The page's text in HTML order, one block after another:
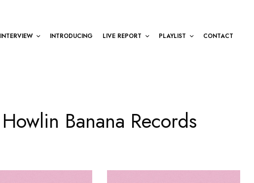
INTERVIEW INTRODUCING LIVE REPORT PLAYLIST CONTACT
Howlin Banana Records